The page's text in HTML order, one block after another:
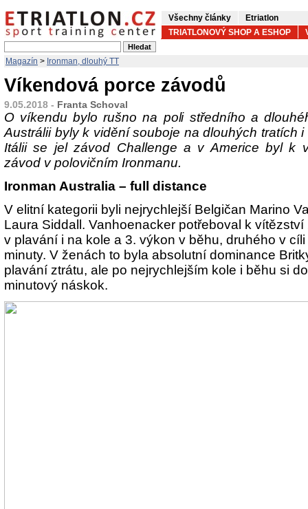
Všechny články
Etriatlon
TRIATLONOVÝ SHOP A ESHOP
Magazín > Ironman, dlouhý TT
Víkendová porce závodů
9.05.2018 - Franta Schoval
O víkendu bylo rušno na poli středního a
Austrálii byly k vidění souboje na dlouhých tratích
Itálii se jel závod Challenge a v Americe byl k
závod v polovičním Ironmanu.
Ironman Australia – full distance
V elitní kategorii byli nejrychlejší Belgičan Marino
Laura Siddall. Vanhoenacker potřeboval k
v plavání i na kole a 3. výkon v běhu, druhého v
minuty. V ženách to byla absolutní dominance
plavání ztrátu, ale po nejrychlejším kole i běhu si
minutový náskok.